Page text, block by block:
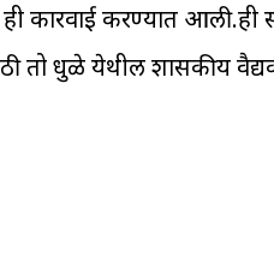
करण्यात आली.ही
तो धुळे येथील शासकीय